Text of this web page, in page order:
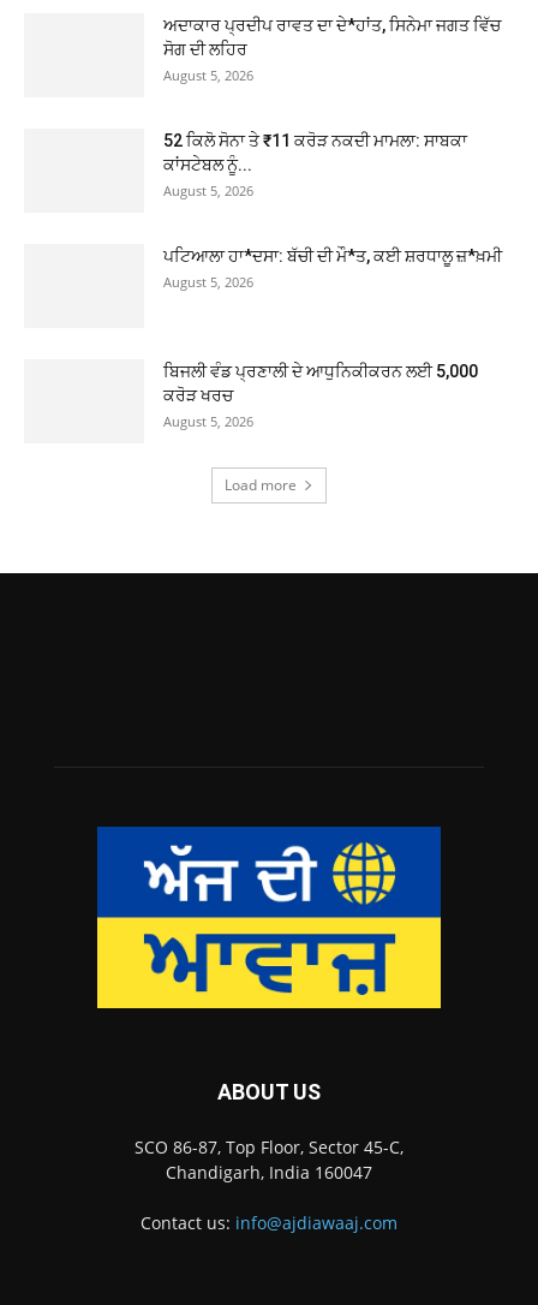
ਅਦਾਕਾਰ ਪ੍ਰਦੀਪ ਰਾਵਤ ਦਾ ਦੇ*ਹਾਂਤ, ਸਿਨੇਮਾ ਜਗਤ ਵਿੱਚ
ਸੋਗ ਦੀ ਲਹਿਰ
August 5, 2026
52 ਕਿਲੋ ਸੋਨਾ ਤੇ ₹11 ਕਰੋੜ ਨਕਦੀ ਮਾਮਲਾ: ਸਾਬਕਾ
ਕਾਂਸਟੇਬਲ ਨੂੰ...
August 5, 2026
ਪਟਿਆਲਾ ਹਾ*ਦਸਾ: ਬੱਚੀ ਦੀ ਮੌ*ਤ, ਕਈ ਸ਼ਰਧਾਲੂ ਜ਼*ਖ਼ਮੀ
August 5, 2026
ਬਿਜਲੀ ਵੰਡ ਪ੍ਰਣਾਲੀ ਦੇ ਆਧੁਨਿਕੀਕਰਨ ਲਈ 5,000
ਕਰੋੜ ਖਰਚ
August 5, 2026
Load more
ABOUT US
SCO 86-87, Top Floor, Sector 45-C,
Chandigarh, India 160047
Contact us: info@ajdiawaaj.com